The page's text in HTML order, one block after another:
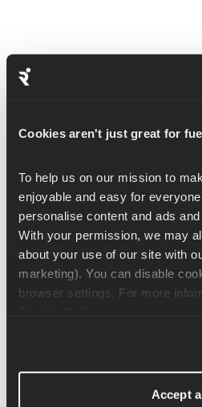
Cookies aren't just great for
To help us on our mission to
enjoyable and easy for
personalise content and ads
With your permission, we may
about your use of our site with
marketing). You can disable
Accept
isquiotibiales, las pantorrillas, los
parte inferior del cuerpo. También
muscular, el equilibrio y la
Similar a levantar las rodillas, pero
una rodilla, asegúrate de que la
talón se muevan hacia atrás, hacia
talón hacia atrás con cada paso.
seguir los movimientos de tus
codos metidos hacia dentro.